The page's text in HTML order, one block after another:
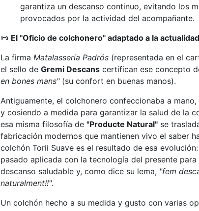
garantiza un descanso continuo, evitando los
provocados por la actividad del acompañante.
📜 El "Oficio de colchonero" adaptado a la actualidad
La firma Matalasseria Padrós (representada en el
el sello de Gremi Descans certifican ese concepto
en bones mans"(su confort en buenas manos).
Antiguamente, el colchonero confeccionaba a
y cosiendo a medida para garantizar la salud de la
esa misma filosofía de "Producte Natural" se
fabricación modernos que mantienen vivo el saber
colchón Torii Suave es el resultado de esa
pasado aplicada con la tecnología del presente
descanso saludable y, como dice su lema, "fem
naturalment!!".
Un colchón hecho a su medida y gusto con varias